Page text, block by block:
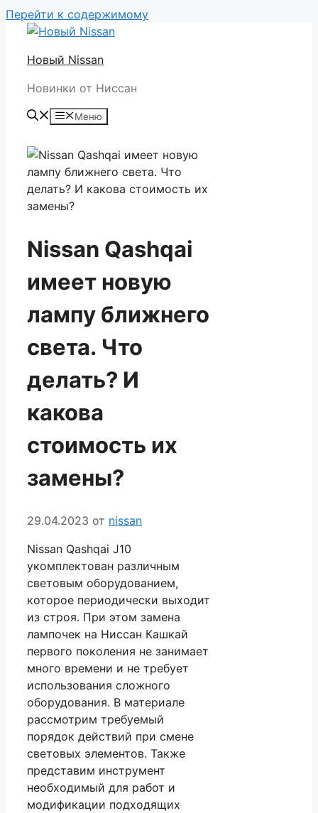
Перейти к содержимому
Новый Nissan
Новинки от Ниссан
Меню
Nissan Qashqai
имеет новую
лампу ближнего
света. Что
делать? И
какова
стоимость их
замены?
29.04.2023 от nissan
Nissan Qashqai J10
укомплектован различным
световым оборудованием,
которое периодически выходит
из строя. При этом замена
лампочек на Ниссан Кашкай
первого поколения не занимает
много времени и не требует
использования сложного
оборудования. В материале
рассмотрим требуемый
порядок действий при смене
световых элементов. Также
представим инструмент
необходимый для работ и
модификации подходящих